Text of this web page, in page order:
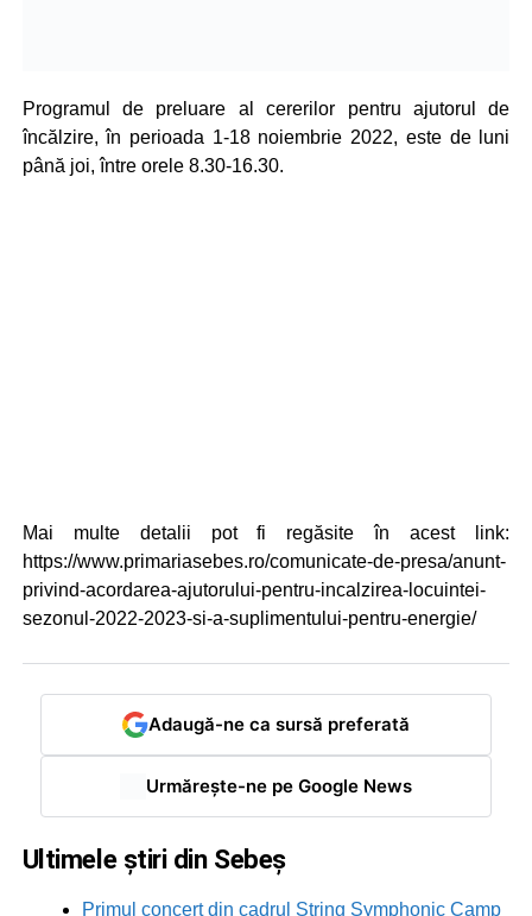
Programul de preluare al cererilor pentru ajutorul de
încălzire, în perioada 1-18 noiembrie 2022, este de luni
până joi, între orele 8.30-16.30.
Mai multe detalii pot fi regăsite în acest link:
https://www.primariasebes.ro/comunicate-de-presa/anunt-
privind-acordarea-ajutorului-pentru-incalzirea-locuintei-
sezonul-2022-2023-si-a-suplimentului-pentru-energie/
Adaugă-ne ca sursă preferată
Urmărește-ne pe Google News
Ultimele știri din Sebeș
Primul concert din cadrul String Symphonic Camp